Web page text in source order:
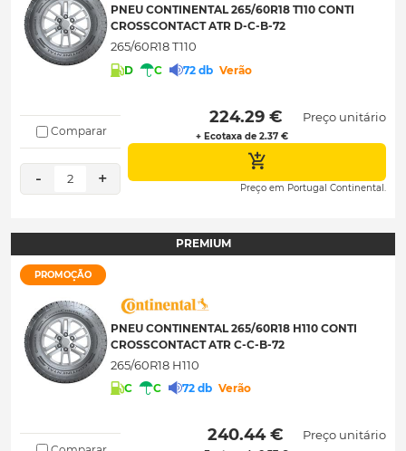
PNEU CONTINENTAL 265/60R18 T110 CONTI
CROSSCONTACT ATR D-C-B-72
265/60R18 T110
D C 72 db Verão
Comparar
- 2 +
224.29 €
+ Ecotaxa de 2.37 €
Preço unitário
Preço em Portugal Continental.
PREMIUM
PROMOÇÃO
PNEU CONTINENTAL 265/60R18 H110 CONTI
CROSSCONTACT ATR C-C-B-72
265/60R18 H110
C C 72 db Verão
240.44 € Preço unitário